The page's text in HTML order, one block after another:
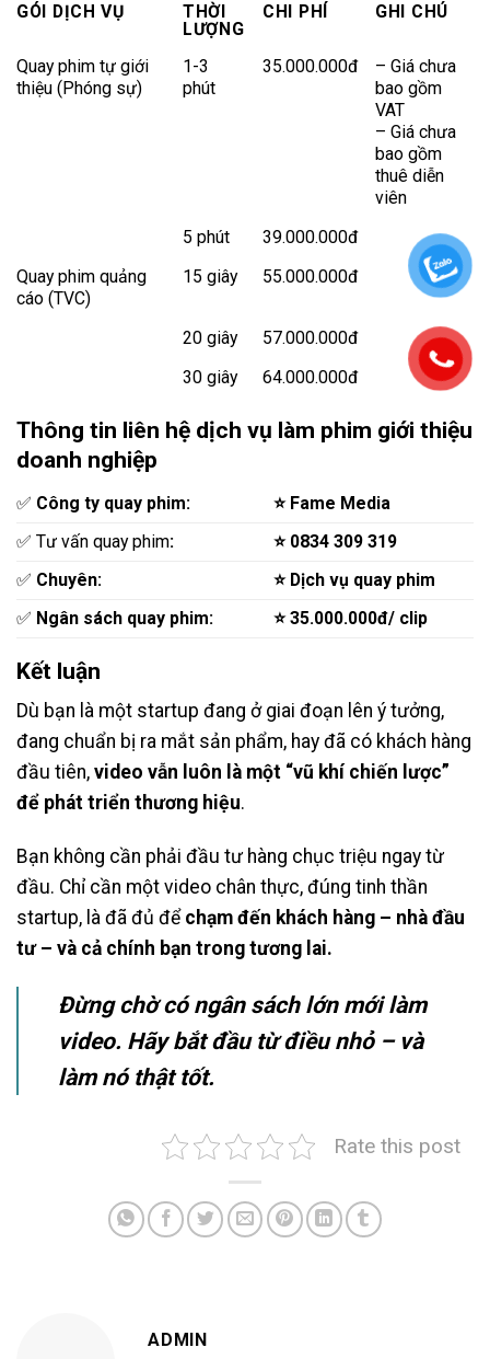
GÓI DỊCH VỤ
THỜI
LƯỢNG
CHI PHÍ GHI CHÚ
Quay phim tự giới
thiệu (Phóng sự)
1-3
phút
35.000.000đ
– Giá chưa
bao gồm
VAT
– Giá chưa
bao gồm
thuê diễn
viên
5 phút
39.000.000đ
Quay phim quảng
cáo (TVC)
15 giây 55.000.000đ
20 giây
57.000.000đ
30 giây
64.000.000đ
Thông tin liên hệ dịch vụ làm phim giới thiệu
doanh nghiệp
‎✅ Công ty quay phim:
⭐ Fame Media
✅ Tư vấn quay phim:
⭐ 0834 309 319
✅ Chuyên:
⭐ Dịch vụ quay phim
✅ Ngân sách quay phim: ⭐ 35.000.000đ/ clip
Kết luận
Dù bạn là một startup đang ở giai đoạn lên ý tưởng,
đang chuẩn bị ra mắt sản phẩm, hay đã có khách hàng
đầu tiên, video vẫn luôn là một “vũ khí chiến lược”
để phát triển thương hiệu.
Bạn không cần phải đầu tư hàng chục triệu ngay từ
đầu. Chỉ cần một video chân thực, đúng tinh thần
startup, là đã đủ để chạm đến khách hàng – nhà đầu
tư – và cả chính bạn trong tương lai.
Đừng chờ có ngân sách lớn mới làm
video. Hãy bắt đầu từ điều nhỏ – và
làm nó thật tốt.
Rate this post
ADMIN